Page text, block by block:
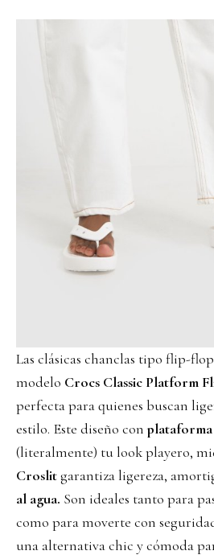
Las clásicas chanclas tipo flip-
modelo Crocs Classic Platform
perfecta para quienes buscan
estilo. Este diseño con
(literalmente) tu look playero,
Croslitgarantiza ligereza,
al agua. Son ideales tanto para
como para moverte con
una alternativa chic y cómoda